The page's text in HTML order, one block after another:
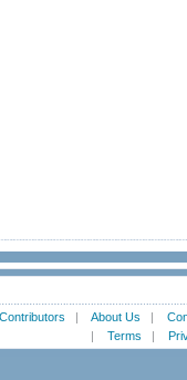
Contributors | About Us |
| Terms |